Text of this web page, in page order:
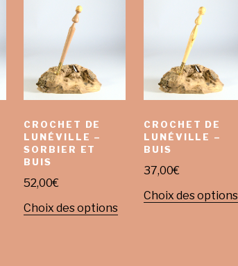
CROCHET DE
LUNÉVILLE –
SORBIER ET
BUIS
52,00€
Choix des options
CROCHET DE
LUNÉVILLE –
BUIS
37,00€
Choix des options